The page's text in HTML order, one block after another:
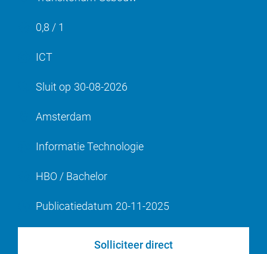
0,8 / 1
ICT
Sluit op 30-08-2026
Amsterdam
Informatie Technologie
HBO / Bachelor
Publicatiedatum 20-11-2025
Solliciteer direct